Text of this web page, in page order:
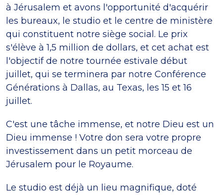
à Jérusalem et avons l'opportunité d'acquérir
les bureaux, le studio et le centre de ministère
qui constituent notre siège social. Le prix
s'élève à 1,5 million de dollars, et cet achat est
l'objectif de notre tournée estivale début
juillet, qui se terminera par notre Conférence
Générations à Dallas, au Texas, les 15 et 16
juillet.
C'est une tâche immense, et notre Dieu est un
Dieu immense ! Votre don sera votre propre
investissement dans un petit morceau de
Jérusalem pour le Royaume.
Le studio est déjà un lieu magnifique, doté